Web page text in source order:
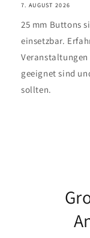
7. AUGUST 2026
25 mm Buttons
einsetzbar.
geeignet sind
sollten.